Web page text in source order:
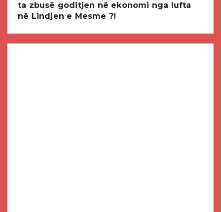
ta zbusë goditjen në ekonomi nga lufta
në Lindjen e Mesme ?!